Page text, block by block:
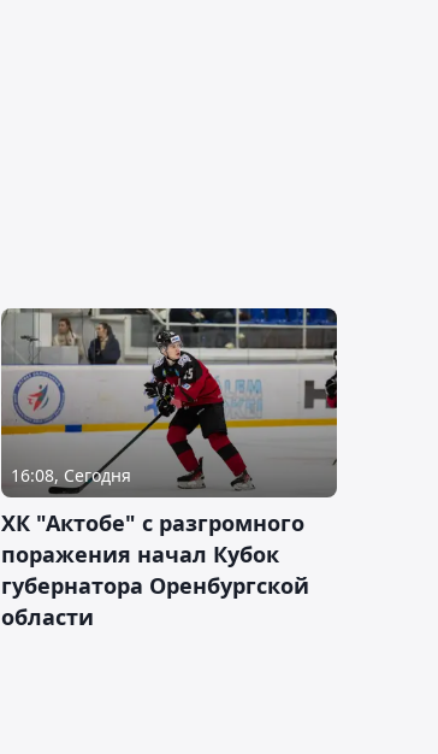
16:08, Сегодня
ХК "Актобе" с разгромного
поражения начал Кубок
губернатора Оренбургской
области